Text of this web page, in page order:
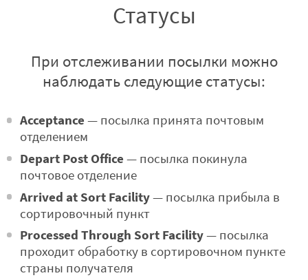
Статусы
При отслеживании посылки можно
наблюдать следующие статусы:
Acceptance — посылка принята почтовым
отделением
Depart Post Office — посылка покинула
почтовое отделение
Arrived at Sort Facility— посылка прибыла в
сортировочный пункт
Processed Through Sort Facility— посылка
проходит обработку в сортировочном пункте
страны получателя